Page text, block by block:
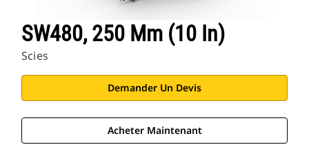
SW480, 250 Mm (10 In)
Scies
Demander Un Devis
Acheter Maintenant